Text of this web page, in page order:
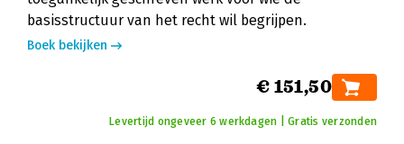
basisstructuur van het recht wil begrijpen.
Boek bekijken
€ 151,50
Levertijd ongeveer 6 werkdagen | Gratis verzonden